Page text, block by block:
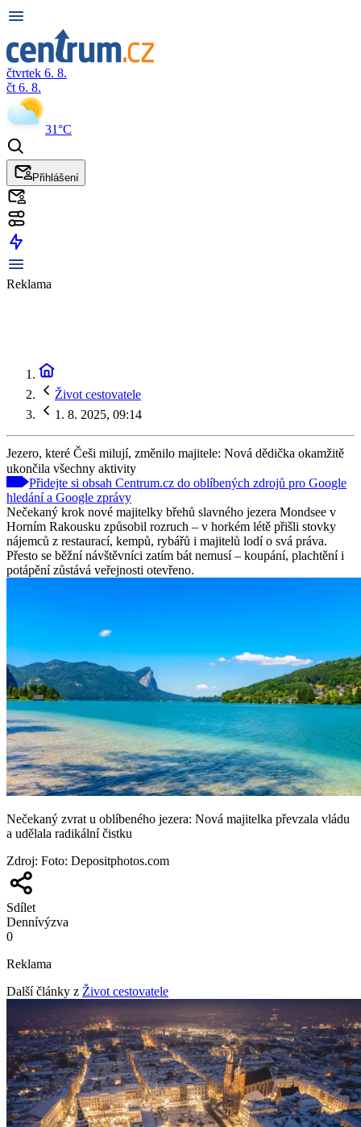
čtvrtek 6. 8.
čt 6. 8.
31°C
Přihlášení
Reklama
Život cestovatele
1. 8. 2025, 09:14
Jezero, které Češi milují, změnilo majitele: Nová dědička okamžitě
ukončila všechny aktivity
Přidejte si obsah Centrum.cz do oblíbených zdrojů pro Google
hledání a Google zprávy
Nečekaný krok nové majitelky břehů slavného jezera Mondsee v
Horním Rakousku způsobil rozruch – v horkém létě přišli stovky
nájemců z restaurací, kempů, rybářů i majitelů lodí o svá práva.
Přesto se běžní návštěvníci zatím bát nemusí – koupání, plachtění i
potápění zůstává veřejnosti otevřeno.
Nečekaný zvrat u oblíbeného jezera: Nová majitelka převzala vládu
a udělala radikální čistku
Zdroj: Foto: Depositphotos.com
Sdílet
Dennívýzva
0
Reklama
Další články z Život cestovatele